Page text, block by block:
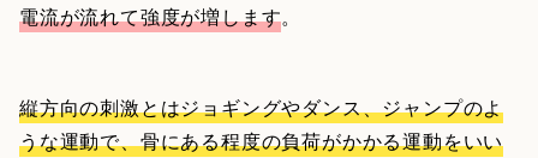
電流が流れて強度が増します。
縦方向の刺激とはジョギングやダンス、ジャンプのよ
うな運動で、骨にある程度の負荷がかかる運動をいい